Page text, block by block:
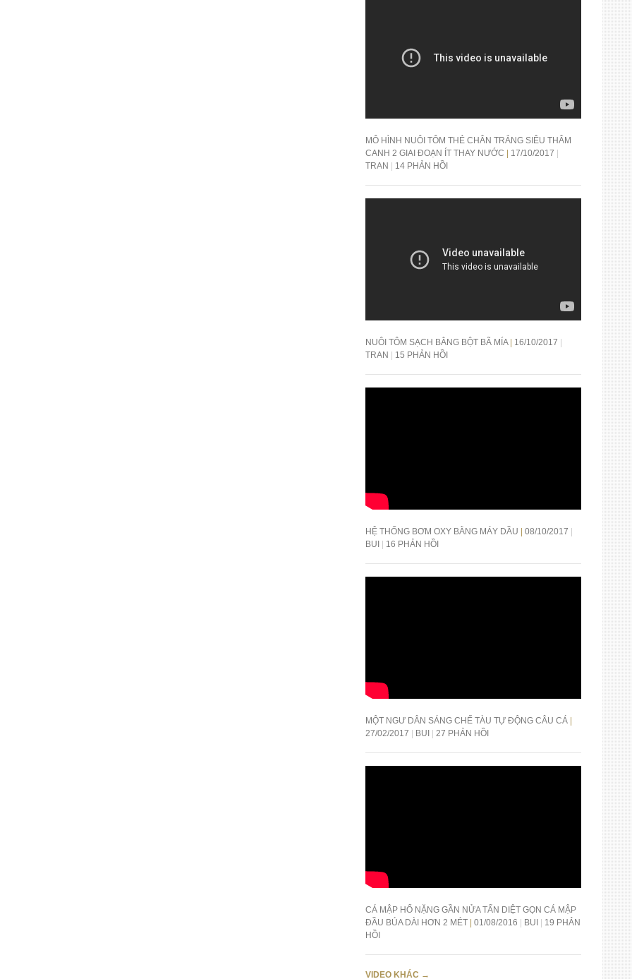
MÔ HÌNH NUÔI TÔM THẺ CHÂN TRẮNG SIÊU THÂM
CANH 2 GIAI ĐOẠN ÍT THAY NƯỚC
17/10/2017
TRAN
14 PHẢN HỒI
NUÔI TÔM SẠCH BẰNG BỘT BÃ MÍA
16/10/2017
TRAN
15 PHẢN HỒI
HỆ THỐNG BƠM OXY BẰNG MÁY DẦU
08/10/2017
BUI
16 PHẢN HỒI
MỘT NGƯ DÂN SÁNG CHẾ TÀU TỰ ĐỘNG CÂU CÁ
27/02/2017
BUI 27 PHẢN HỒI
CÁ MẬP HỔ NẶNG GẦN NỬA TẤN DIỆT GỌN CÁ MẬP
ĐẦU BÚA DÀI HƠN 2 MÉT
01/08/2016 BUI
19 PHẢN
HỒI
VIDEO KHÁC →